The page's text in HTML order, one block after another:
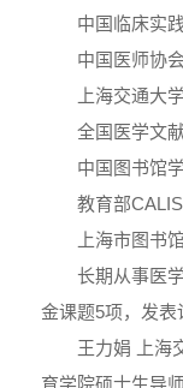
中国临床实
中国医师协
上海交通大
全国医学文
中国图书馆
教育部
上海市图书
长期从事医
金课题5项，发表
王力娟 上海